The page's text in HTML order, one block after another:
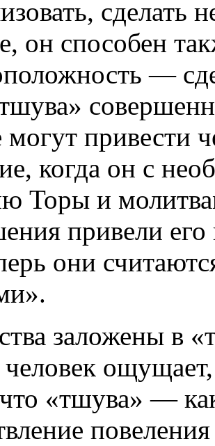
сделать
он способен
—
привести
когда он с
Торы и
привели
они
заложены в
человек
«тшува» —